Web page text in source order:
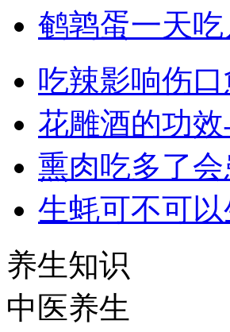
鹌鹑蛋一天
吃辣影响伤
花雕酒的功
熏肉吃多了
生蚝可不可
养生知识
中医养生